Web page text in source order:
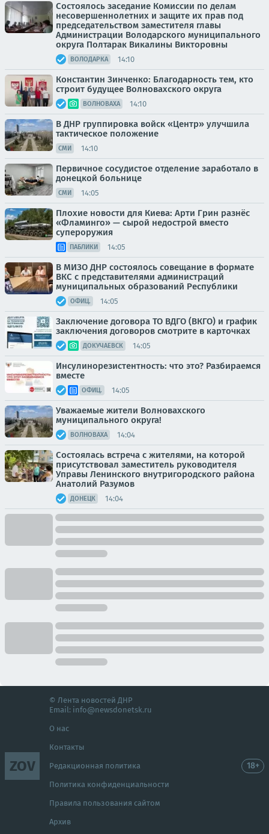
Состоялось заседание Комиссии по делам
несовершеннолетних и защите их прав под
председательством заместителя главы
Администрации Володарского муниципального
округа Полтарак Викалины Викторовны
ВОЛОДАРКА 14:10
Константин Зинченко: Благодарность тем, кто
строит будущее Волновахского округа
ВОЛНОВАХА 14:10
В ДНР группировка войск «Центр» улучшила
тактическое положение
СМИ 14:10
Первичное сосудистое отделение заработало в
донецкой больнице
СМИ 14:05
Плохие новости для Киева: Арти Грин разнёс
«Фламинго» — сырой недострой вместо
супероружия
ПАБЛИКИ 14:05
В МИЗО ДНР состоялось совещание в формате
ВКС с представителями администраций
муниципальных образований Республики
ОФИЦ. 14:05
Заключение договора ТО ВДГО (ВКГО) и график
заключения договоров смотрите в карточках
ДОКУЧАЕВСК 14:05
Инсулинорезистентность: что это? Разбираемся
вместе
ОФИЦ. 14:05
Уважаемые жители Волновахского
муниципального округа!
ВОЛНОВАХА 14:04
Состоялась встреча с жителями, на которой
присутствовал заместитель руководителя
Управы Ленинского внутригородского района
Анатолий Разумов
ДОНЕЦК 14:04
ZOV
© Лента новостей ДНР
Email: info@newsdonetsk.ru
О нас
Контакты
Редакционная политика
Политика конфиденциальности
Правила пользования сайтом
Архив
18+